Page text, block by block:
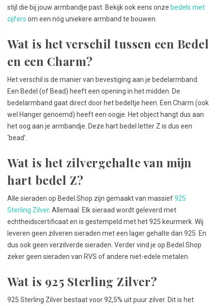
stijl die bij jouw armbandje past. Bekijk ook eens onze bedels met
cijfers om een nóg uniekere armband te bouwen.
Wat is het verschil tussen een Bedel
en een Charm?
Het verschil is de manier van bevestiging aan je bedelarmband.
Een Bedel (of Bead) heeft een opening in het midden. De
bedelarmband gaat direct door het bedeltje heen. Een Charm (ook
wel Hanger genoemd) heeft een oogje. Het object hangt dus aan
het oog aan je armbandje. Deze hart bedel letter Z is dus een
‘bead’.
Wat is het zilvergehalte van mijn
hart bedel Z?
Alle sieraden op Bedel.Shop zijn gemaakt van massief925
Sterling Zilver. Allemaal. Elk sieraad wordt geleverd met
echtheidscertificaat en is gestempeld met het 925 keurmerk. Wij
leveren geen zilveren sieraden met een lager gehalte dan 925. En
dus ook geen verzilverde sieraden. Verder vind je op Bedel.Shop
zeker geen sieraden van RVS of andere niet-edele metalen.
Wat is 925 Sterling Zilver?
925 Sterling Zilver bestaat voor 92,5% uit puur zilver. Dit is het